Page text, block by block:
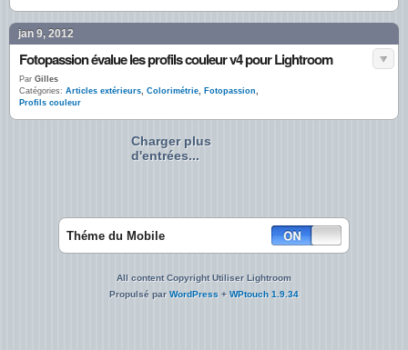
jan 9, 2012
Fotopassion évalue les profils couleur v4 pour Lightroom
Par Gilles
Catégories: Articles extérieurs, Colorimétrie, Fotopassion,
Profils couleur
Charger plus
d'entrées...
Théme du Mobile
All content Copyright Utiliser Lightroom
Propulsé parWordPress + WPtouch 1.9.34